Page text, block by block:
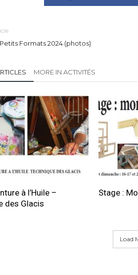
Formats 2024 (photos)
MORE IN ACTIVITÉS
à l’Huile –
des Glacis
Stage :
Load